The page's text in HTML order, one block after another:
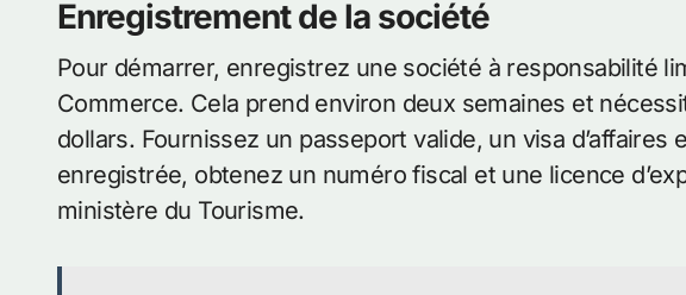
Enregistrement de la société
Pour démarrer, enregistrez une société à responsabilité
Commerce. Cela prend environ deux semaines et
dollars. Fournissez un passeport valide, un visa
enregistrée, obtenez un numéro fiscal et une licence
ministère du Tourisme.